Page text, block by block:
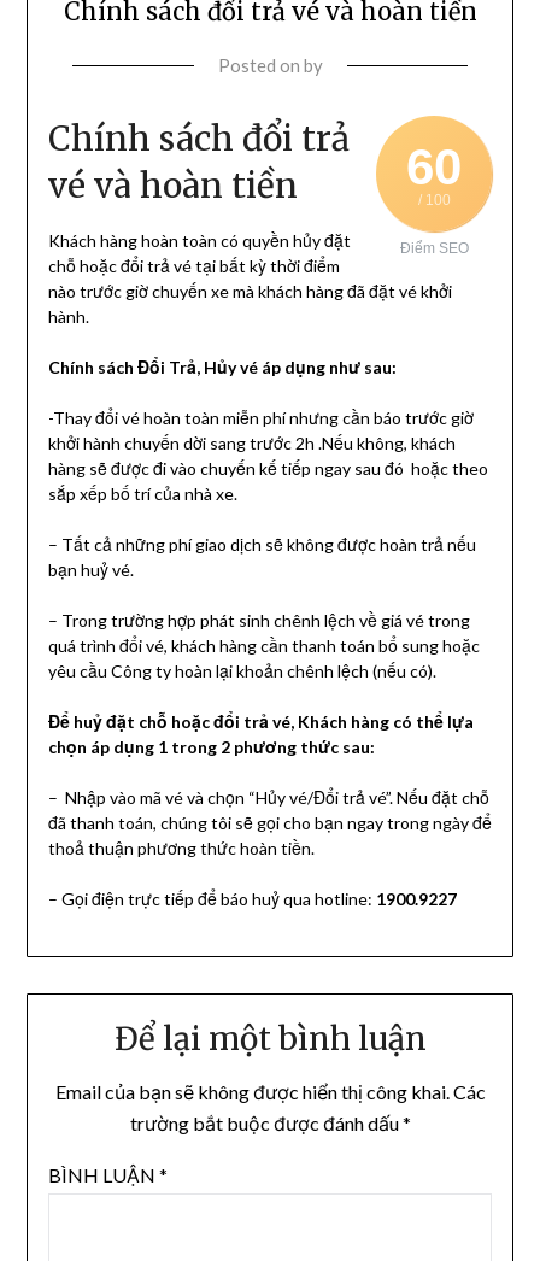
Chính sách đổi trả vé và hoàn tiền
Posted on by
60
/ 100
Điểm SEO
Chính sách đổi trả
vé và hoàn tiền
Khách hàng hoàn toàn có quyền hủy đặt
chỗ hoặc đổi trả vé tại bất kỳ thời điểm
nào trước giờ chuyến xe mà khách hàng đã đặt vé khởi
hành.
Chính sách Đổi Trả, Hủy vé áp dụng như sau:
-Thay đổi vé hoàn toàn miễn phí nhưng cần báo trước giờ
khởi hành chuyến dời sang trước 2h .Nếu không, khách
hàng sẽ được đi vào chuyến kế tiếp ngay sau đó hoặc theo
sắp xếp bố trí của nhà xe.
– Tất cả những phí giao dịch sẽ không được hoàn trả nếu
bạn huỷ vé.
– Trong trường hợp phát sinh chênh lệch về giá vé trong
quá trình đổi vé, khách hàng cần thanh toán bổ sung hoặc
yêu cầu Công ty hoàn lại khoản chênh lệch (nếu có).
Để huỷ đặt chỗ hoặc đổi trả vé, Khách hàng có thể lựa
chọn áp dụng 1 trong 2 phương thức sau:
– Nhập vào mã vé và chọn “Hủy vé/Đổi trả vé”. Nếu đặt chỗ
đã thanh toán, chúng tôi sẽ gọi cho bạn ngay trong ngày để
thoả thuận phương thức hoàn tiền.
– Gọi điện trực tiếp để báo huỷ qua hotline: 1900.9227
Để lại một bình luận
Email của bạn sẽ không được hiển thị công khai. Các
trường bắt buộc được đánh dấu*
BÌNH LUẬN *